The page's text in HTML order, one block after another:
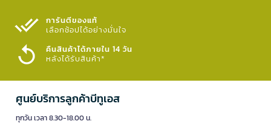
การันตีของแท้
เลือกช้อปได้อย่างมั่นใจ​
คืนสินค้าได้ภายใน 14 วัน
หลังได้รับสินค้า*
ศูนย์บริการลูกค้าบีทูเอส
ทุกวัน เวลา 8.30-18.00 น.